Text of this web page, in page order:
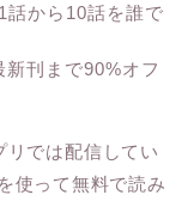
話から10話を誰で
刊まで90%オフ
では配信してい
使って無料で読み